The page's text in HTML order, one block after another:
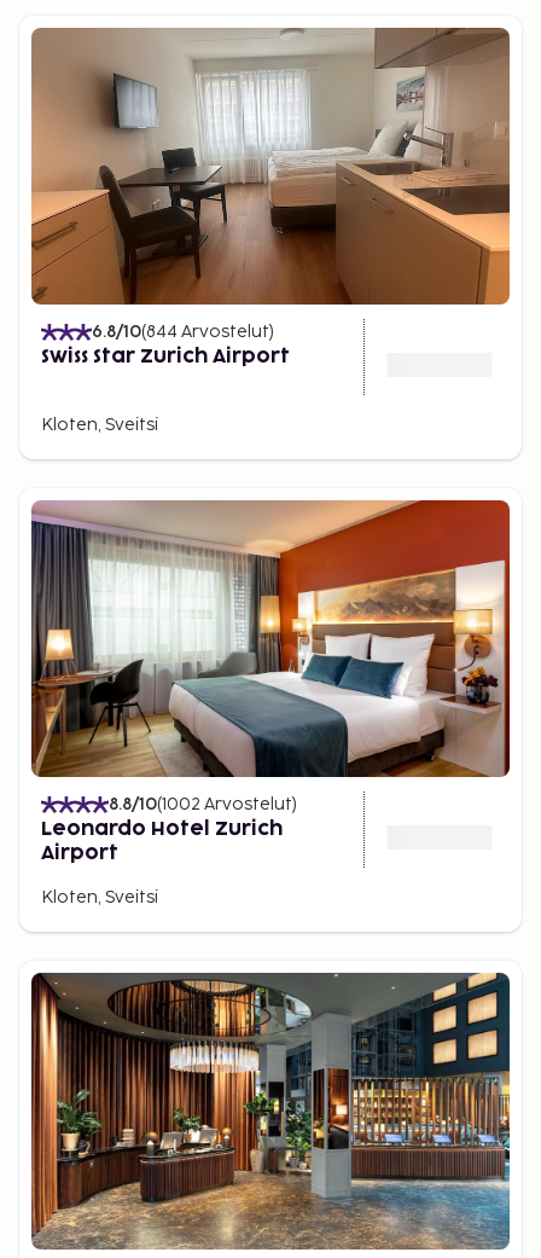
6.8/10(844 Arvostelut)
Swiss Star Zurich Airport
Kloten, Sveitsi
8.8/10(1002 Arvostelut)
Leonardo Hotel Zurich
Airport
Kloten, Sveitsi